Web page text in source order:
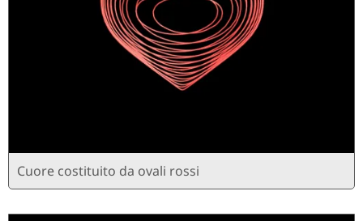
Cuore costituito da ovali rossi